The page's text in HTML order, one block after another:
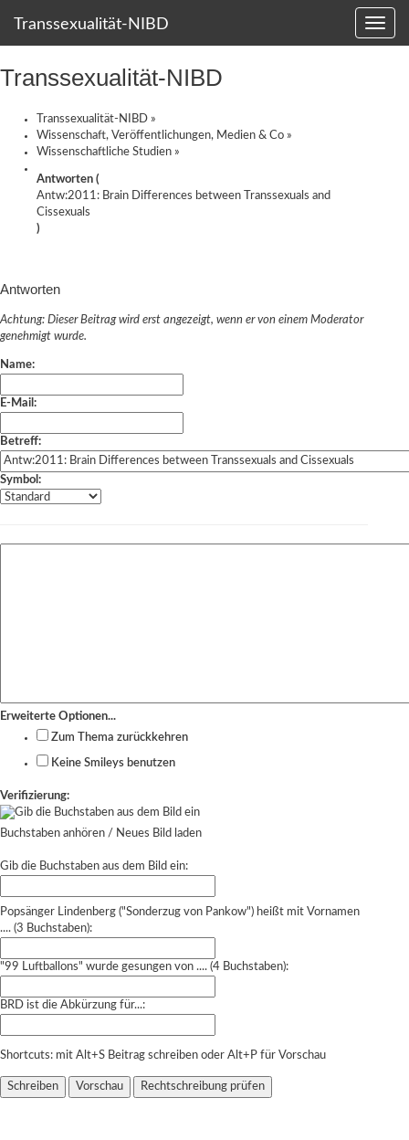
Transsexualität-NIBD
Transsexualität-NIBD
Transsexualität-NIBD »
Wissenschaft, Veröffentlichungen, Medien & Co »
Wissenschaftliche Studien »
Antworten (
Antw:2011: Brain Differences between Transsexuals and
Cissexuals
)
Antworten
Achtung: Dieser Beitrag wird erst angezeigt, wenn er von einem Moderator
genehmigt wurde.
Name:
E-Mail:
Betreff:
Symbol:
Erweiterte Optionen...
Zum Thema zurückkehren
Keine Smileys benutzen
Verifizierung:
Buchstaben anhören / Neues Bild laden
Gib die Buchstaben aus dem Bild ein:
Popsänger Lindenberg ("Sonderzug von Pankow") heißt mit Vornamen
.... (3 Buchstaben):
"99 Luftballons" wurde gesungen von .... (4 Buchstaben):
BRD ist die Abkürzung für...:
Shortcuts: mit Alt+S Beitrag schreiben oder Alt+P für Vorschau